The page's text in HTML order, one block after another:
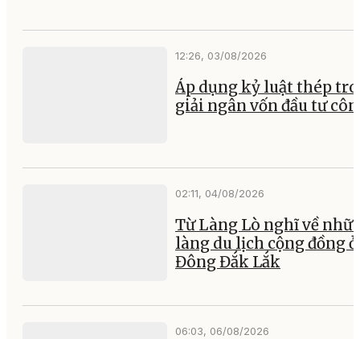
12:26, 03/08/2026
Áp dụng kỷ luật thép
giải ngân vốn đầu tư
02:11, 04/08/2026
Từ Làng Lò nghĩ về
làng du lịch cộng đồng ở
Đông Đắk Lắk
06:03, 06/08/2026